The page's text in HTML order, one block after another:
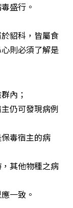
盛行。
貂科，皆屬食
則必須了解是
內；
仍可發現病例
毒宿主的病
其他物種之病
一致。